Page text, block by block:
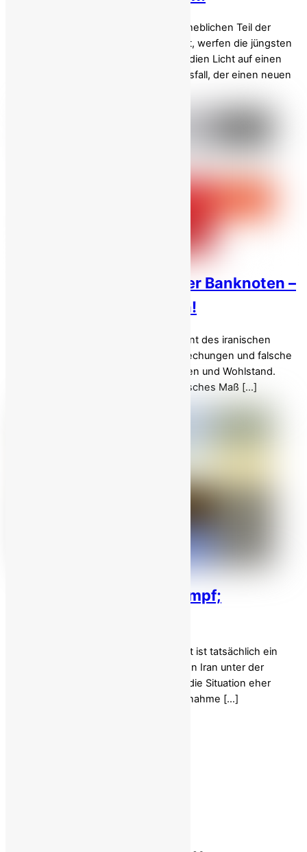
Während die Armut jeden Tag einen erheblichen Teil der
iranischen Bevölkerung fest im Griff hat, werfen die jüngsten
Enthüllungen staatlich kontrollierter Medien Licht auf einen
ungeheuerlichen Wirtschaftskorruptionsfall, der einen neuen
Der Tribut nicht gedeckter Banknoten –
Irans Inflation und Leiden!
Seit Ebrahim Raisi im Jahr 2021 Präsident des iranischen
Regimes wurde, macht er leere Versprechungen und falsche
Behauptungen über Wirtschaftsreformen und Wohlstand.
Doch da er kein sinnvolles oder realistisches Maß […]
Irans wirtschaftlicher Sumpf;
Soziale und wirtschaftliche Ungleichheit ist tatsächlich ein
globales Problem. Aber wenn es um den Iran unter der
herrschenden Theokratie geht, ähnelt die Situation eher
einem Apartheidsstaat, in dem mit Ausnahme […]